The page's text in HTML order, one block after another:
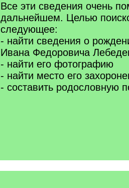
Все эти сведения очень
дальнейшем. Целью
следующее:
- найти сведения о
Ивана Федоровича
- найти его фотографию
- найти место его
- составить родословную